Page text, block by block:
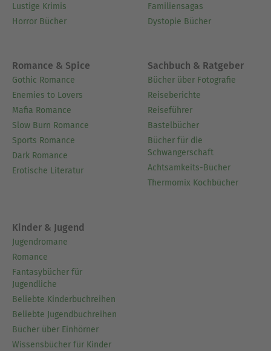
Lustige Krimis
Horror Bücher
Familiensagas
Dystopie Bücher
Romance & Spice
Gothic Romance
Enemies to Lovers
Mafia Romance
Slow Burn Romance
Sports Romance
Dark Romance
Erotische Literatur
Sachbuch & Ratgeber
Bücher über Fotografie
Reiseberichte
Reiseführer
Bastelbücher
Bücher für die
Schwangerschaft
Achtsamkeits-Bücher
Thermomix Kochbücher
Kinder & Jugend
Jugendromane
Romance
Fantasybücher für
Jugendliche
Beliebte Kinderbuchreihen
Beliebte Jugendbuchreihen
Bücher über Einhörner
Wissensbücher für Kinder